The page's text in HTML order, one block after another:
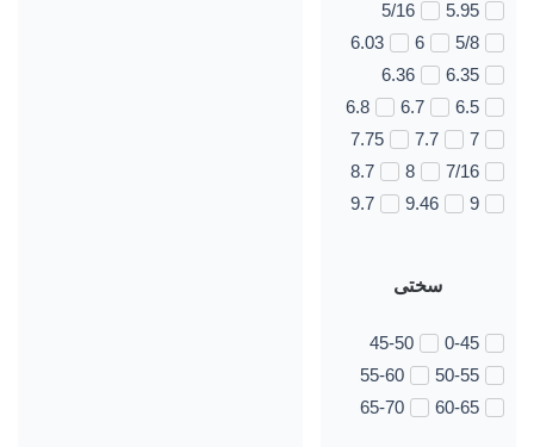
5.95
5/16
5/8
6
6.03
6.35
6.36
6.5
6.7
6.8
7
7.7
7.75
7/16
8
8.7
9
9.46
9.7
سختی
0-45
45-50
50-55
55-60
60-65
65-70